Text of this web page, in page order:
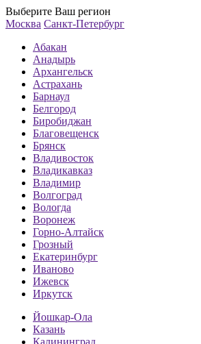
Выберите Ваш регион
Москва Санкт-Петербург
Абакан
Анадырь
Архангельск
Астрахань
Барнаул
Белгород
Биробиджан
Благовещенск
Брянск
Владивосток
Владикавказ
Владимир
Волгоград
Вологда
Воронеж
Горно-Алтайск
Грозный
Екатеринбург
Иваново
Ижевск
Иркутск
Йошкар-Ола
Казань
Калининград